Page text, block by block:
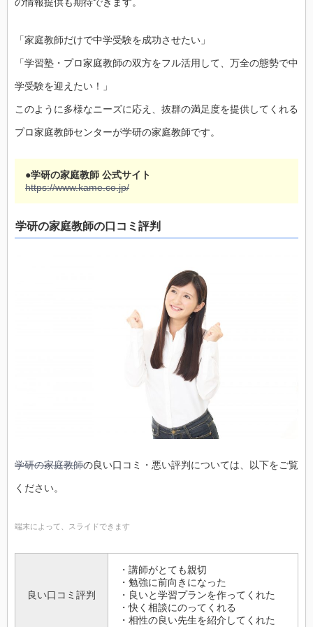
の情報提供も期待できます。
「家庭教師だけで中学受験を成功させたい」
「学習塾・プロ家庭教師の双方をフル活用して、万全の態勢で中
学受験を迎えたい！」
このように多様なニーズに応え、抜群の満足度を提供してくれる
プロ家庭教師センターが学研の家庭教師です。
●学研の家庭教師 公式サイト
https://www.kame.co.jp/
学研の家庭教師の口コミ評判
学研の家庭教師の良い口コミ・悪い評判については、以下をご覧
ください。
端末によって、スライドできます
良い口コミ評判
・講師がとても親切
・勉強に前向きになった
・良いと学習プランを作ってくれた
・快く相談にのってくれる
・相性の良い先生を紹介してくれた